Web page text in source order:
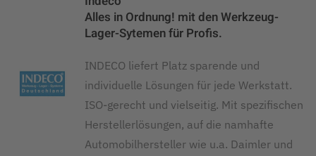
Alles in Ordnung! mit den Werkzeug-
Lager-Sytemen für Profis.
INDECO liefert Platz sparende und
individuelle Lösungen für jede Werkstatt.
ISO-gerecht und vielseitig. Mit spezifischen
Herstellerlösungen, auf die namhafte
Automobilhersteller wie u.a. Daimler und